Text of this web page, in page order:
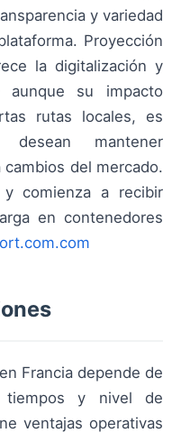
y variedad
Proyección
la digitalización y
su impacto
rutas locales, es
mantener
del mercado.
y comienza a recibir
en contenedores
en Francia depende de
tiempos y nivel de
ventajas operativas